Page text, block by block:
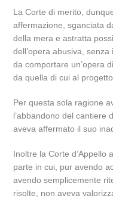
La Corte di merito,
affermazione, sganciata
della mera e astratta
dell’opera abusiva,
da comportare un’opera
da quella di cui al
Per questa sola ragione
l’abbandono del cantiere
aveva affermato il suo
Inoltre la Corte d’Appello
parte in cui, pur avendo
avendo semplicemente
risolte, non aveva